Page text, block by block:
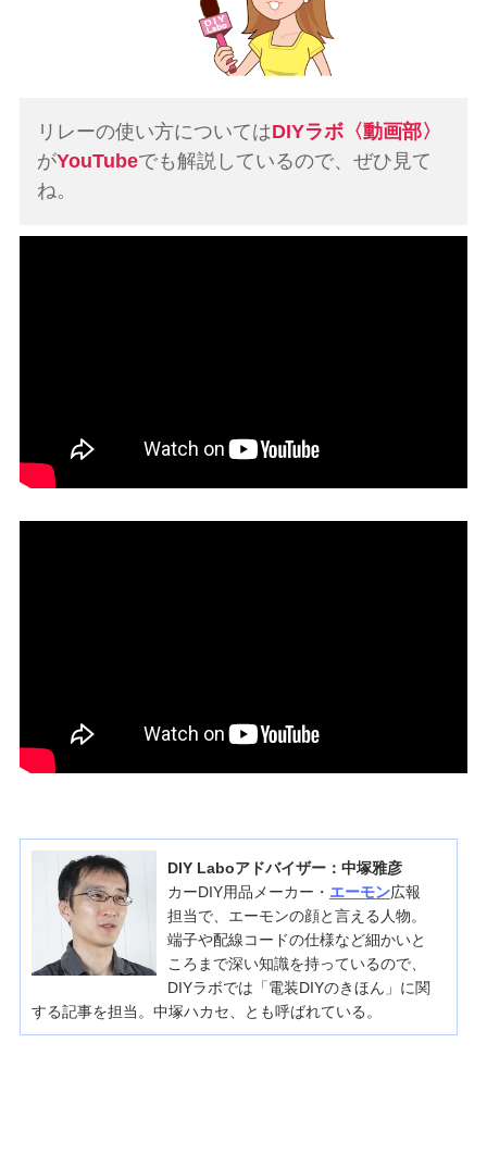
リレーの使い方についてはDIYラボ〈動画部〉
がYouTubeでも解説しているので、ぜひ見て
ね。
DIY Laboアドバイザー：中塚雅彦
カーDIY用品メーカー・ エーモン広報
担当で、エーモンの顔と言える人物。
端子や配線コードの仕様など細かいと
ころまで深い知識を持っているので、
DIYラボでは「電装DIYのきほん」に関
する記事を担当。中塚ハカセ、とも呼ばれている。